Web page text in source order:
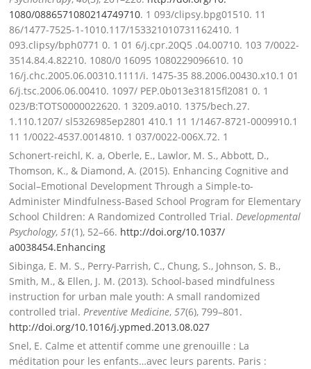
1080/0886571080214749710. 1 093/clipsy.bpg01510. 11
86/1477-7525-1-1010.117/153321010731162410. 1
093.clipsy/bph0771 0. 1 01 6/j.cpr.20Q5 .04.00710. 103 7/0022-
3514.84.4.82210. 1080/0 16095 1080229096610. 10
16/j.chc.2005.06.00310.1111/i. 1475-35 88.2006.00430.x10.1 01
6/j.tsc.2006.06.00410. 1097/ PEP.0b013e31815fl2081 0. 1
023/B:TOTS0000022620. 1 3209.a010. 1375/bech.27.
1.110.1207/ sl5326985ep2801 410.1 11 1/1467-8721-0009910.1
11 1/0022-4537.0014810. 1 037/0022-006X.72. 1
Schonert-reichl, K. a, Oberle, E., Lawlor, M. S., Abbott, D.,
Thomson, K., & Diamond, A. (2015). Enhancing Cognitive and
Social–Emotional Development Through a Simple-to-
Administer Mindfulness-Based School Program for Elementary
School Children: A Randomized Controlled Trial.Developmental
Psychology,51(1), 52–66. http://doi.org/10.1037/
a0038454.Enhancing
Sibinga, E. M. S., Perry-Parrish, C., Chung, S., Johnson, S. B.,
Smith, M., & Ellen, J. M. (2013). School-based mindfulness
instruction for urban male youth: A small randomized
controlled trial.Preventive Medicine,57(6), 799–801.
http://doi.org/10.1016/j.ypmed.2013.08.027
Snel, E. Calme et attentif comme une grenouille : La
méditation pour les enfants…avec leurs parents. Paris :